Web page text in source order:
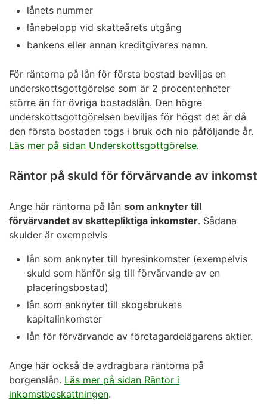
lånets nummer
lånebelopp vid skatteårets utgång
bankens eller annan kreditgivares namn.
För räntorna på lån för första bostad beviljas en
underskottsgottgörelse som är 2 procentenheter
större än för övriga bostadslån. Den högre
underskottsgottgörelsen beviljas för högst det år då
den första bostaden togs i bruk och nio påföljande år.
Läs mer på sidan Underskottsgottgörelse.
Räntor på skuld för förvärvande av inkomst
Ange här räntorna på lån som anknyter till
förvärvandet av skattepliktiga inkomster. Sådana
skulder är exempelvis
lån som anknyter till hyresinkomster (exempelvis
skuld som hänför sig till förvärvande av en
placeringsbostad)
lån som anknyter till skogsbrukets
kapitalinkomster
lån för förvärvande av företagardelägarens aktier.
Ange här också de avdragbara räntorna på
borgenslån. Läs mer på sidan Räntor i
inkomstbeskattningen.